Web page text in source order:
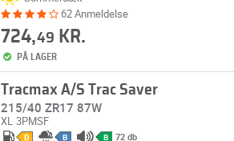
62 Anmeldelse
724,49 KR.
PÅ LAGER
Tracmax A/S Trac Saver
215/40 ZR17 87W
XL 3PMSF
D B B 72 db